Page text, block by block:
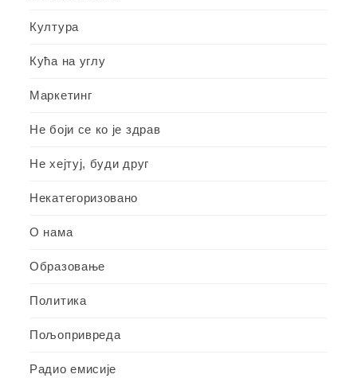
Култура
Кућа на углу
Маркетинг
Не боји се ко је здрав
Не хејтуј, буди друг
Некатегоризовано
О нама
Образовање
Политика
Пољопривреда
Радио емисије